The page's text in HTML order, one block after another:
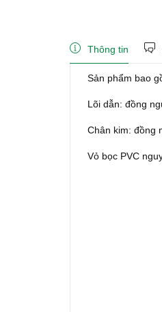
Thông tin
Sản phẩm bao
Lõi dẫn: đồng
Chân kim: đồng
Vỏ bọc PVC